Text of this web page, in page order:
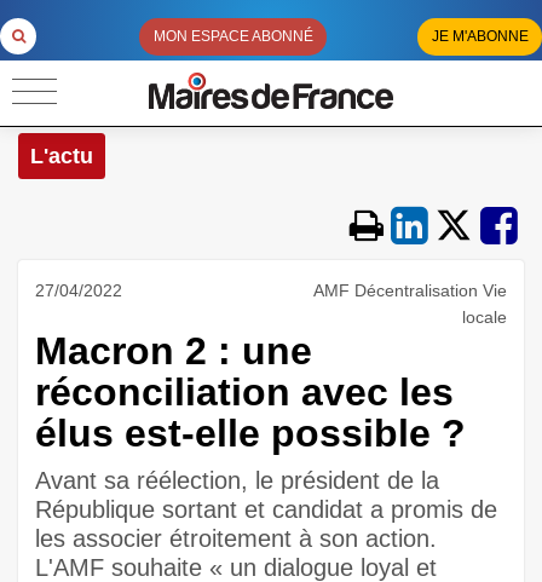
MON ESPACE ABONNÉ JE M'ABONNE
L'actu
27/04/2022
AMF Décentralisation Vie
locale
Macron 2 : une
réconciliation avec les
élus est-elle possible ?
Avant sa réélection, le président de la
République sortant et candidat a promis de
les associer étroitement à son action.
L'AMF souhaite « un dialogue loyal et